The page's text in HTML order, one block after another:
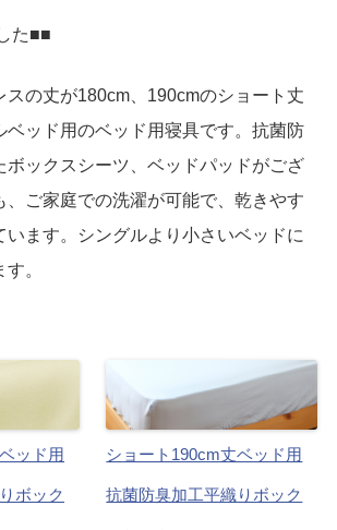
た■■
スの丈が180cm、190cmのショート丈
ベッド用のベッド用寝具です。抗菌防
ボックスシーツ、ベッドパッドがござ
、ご家庭での洗濯が可能で、乾きやす
います。シングルより小さいベッドに
。
ッド用
ボック
ショート190cm丈ベッド用
抗菌防臭加工平織りボック